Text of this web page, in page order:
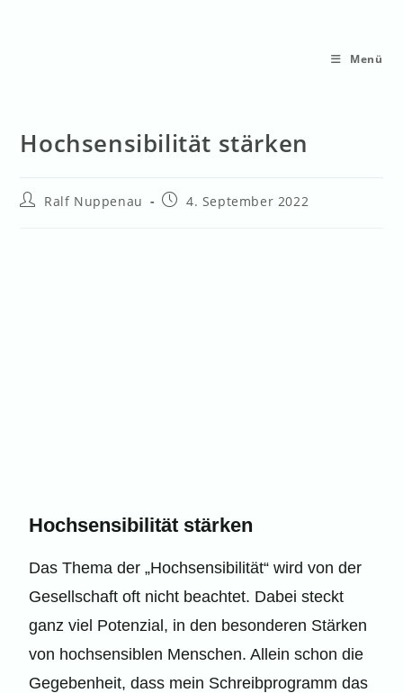
Menü
Hochsensibilität stärken
Ralf Nuppenau 4. September 2022
Hochsensibilität stärken
Das Thema der „Hochsensibilität“ wird von der
Gesellschaft oft nicht beachtet. Dabei steckt
ganz viel Potenzial, in den besonderen Stärken
von hochsensiblen Menschen. Allein schon die
Gegebenheit, dass mein Schreibprogramm das